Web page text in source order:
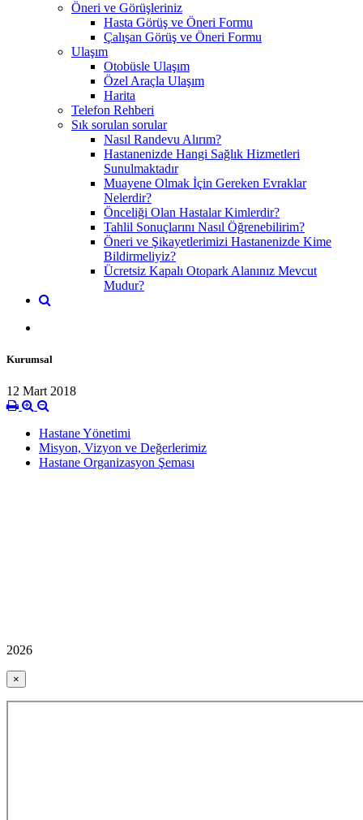
Öneri ve Görüşleriniz
Hasta Görüş ve Öneri Formu
Çalışan Görüş ve Öneri Formu
Ulaşım
Otobüsle Ulaşım
Özel Araçla Ulaşım
Harita
Telefon Rehberi
Sık sorulan sorular
Nasıl Randevu Alırım?
Hastanenizde Hangi Sağlık Hizmetleri
Sunulmaktadır
Muayene Olmak İçin Gereken Evraklar
Nelerdir?
Önceliği Olan Hastalar Kimlerdir?
Tahlil Sonuçlarını Nasıl Öğrenebilirim?
Öneri ve Şikayetlerimizi Hastanenizde Kime
Bildirmeliyiz?
Ücretsiz Kapalı Otopark Alanınız Mevcut
Mudur?
Kurumsal
12 Mart 2018
Hastane Yönetimi
Misyon, Vizyon ve Değerlerimiz
Hastane Organizasyon Şeması
2026
×